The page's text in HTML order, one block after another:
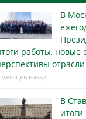
В
работы, новые
отрасли
месяцев назад
В